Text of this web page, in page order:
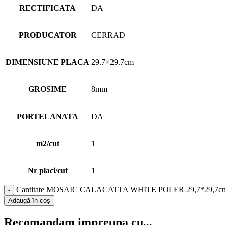
RECTIFICATA DA
PRODUCATOR CERRAD
DIMENSIUNE PLACA 29.7×29.7cm
GROSIME 8mm
PORTELANATA DA
m2/cut 1
Nr placi/cut 1
Cantitate MOSAIC CALACATTA WHITE POLER
Adaugă în coș
Recomandam impreuna cu...